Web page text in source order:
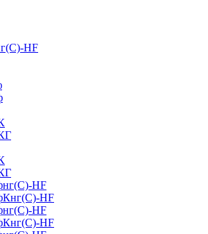
HF
HF
HF
HF
HF